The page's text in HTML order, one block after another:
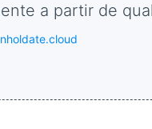
a partir de